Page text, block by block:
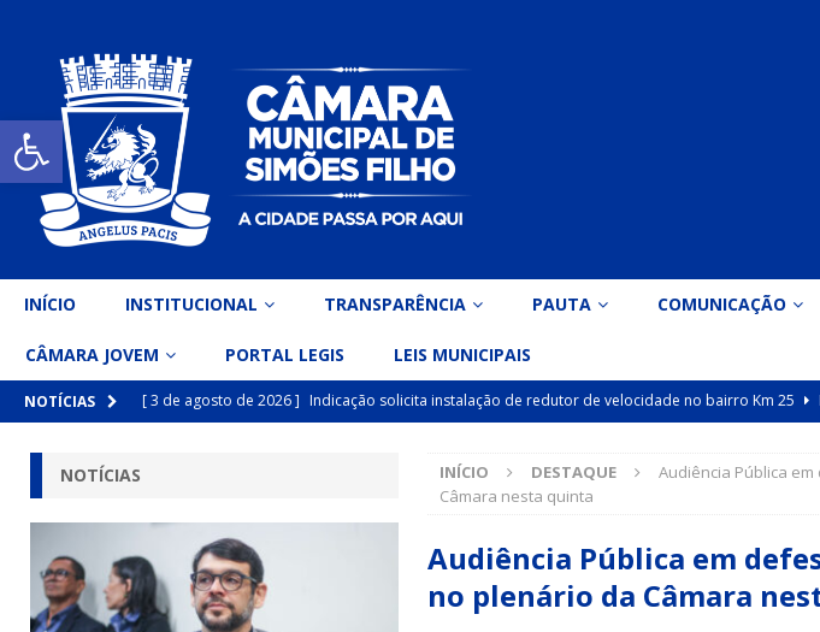
Open toolbar
INÍCIO INSTITUCIONAL TRANSPARÊNCIA PAUTA COMUNICAÇÃO
CÂMARA JOVEM PORTAL LEGIS LEIS MUNICIPAIS
NOTÍCIAS [ 3 de agosto de 2026 ] Indicação solicita instalação de redutor de velocidade no bairro Km 25
[ 15 de julho de 2026 ] Vereador Belo Gazineu apresenta Indicação nº 089/2026 para implantação
Simões Filho I
DESTAQUE
[ 15 de julho de 2026 ]
Vereador Sérgio Glauber apresenta Indicação nº 088/2026 para
INÍCIO DESTAQUE
Audiência Pública
Câmara nesta quinta
Audiência Pública em
no plenário da Câmara
NOTÍCIAS